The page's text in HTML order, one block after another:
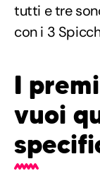
tutti e tre
con i 3
I
vuoi